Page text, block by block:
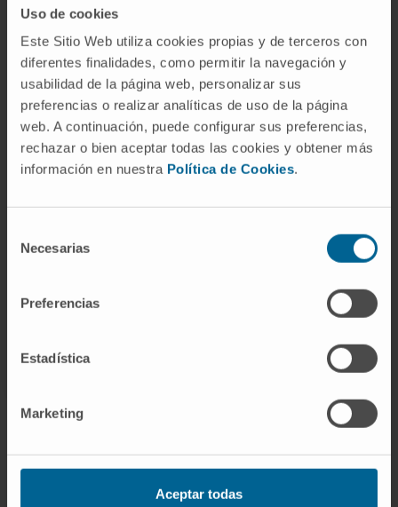
Uso de cookies
Este Sitio Web utiliza cookies propias y de terceros con
diferentes finalidades, como permitir la navegación y
usabilidad de la página web, personalizar sus
preferencias o realizar analíticas de uso de la página
web. A continuación, puede configurar sus preferencias,
rechazar o bien aceptar todas las cookies y obtener más
información en nuestra Política de Cookies.
Necesarias
Preferencias
Estadística
Marketing
Aceptar todas
¿Necesita más información?
Si quiere conocer más nuestra investigación,
contacte con Cima Universidad de Navarra
Darse de alta en nuestro boletín